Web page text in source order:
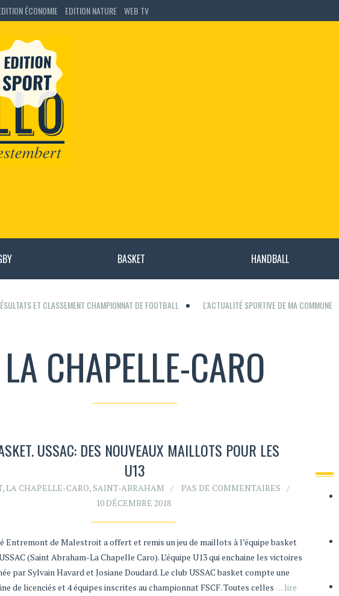
ÉCONOMIE EDITION NATURE WEB TV
BASKET HANDBALL
ET CLASSEMENT CHAMPIONNAT DE FOOTBALL L'ACTUALITÉ SPORTIVE DE MA COMMUNE
LA CHAPELLE-CARO
USSAC: DES NOUVEAUX MAILLOTS POUR LES
U13
, LA CHAPELLE-CARO,SAINT-ABRAHAM
PAS DE COMMENTAIRES
10 DÉCEMBRE 2018
Entremont de Malestroit a offert et remis un jeu de maillots à l’équipe basket
(Saint Abraham-La Chapelle Caro). L’équipe U13 qui enchaine les victoires
par Sylvain Havard et Josiane Doudard. Le club USSAC basket compte une
de licenciés et 4 équipes inscrites au championnat FSCF. Toutes celles … lire